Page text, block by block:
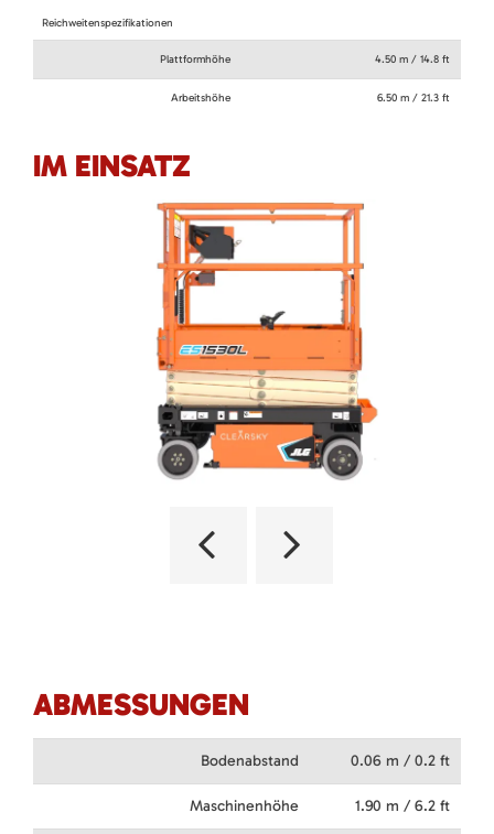
Reichweitenspezifikationen
Plattformhöhe 4.50 m / 14.8 ft
Arbeitshöhe 6.50 m / 21.3 ft
IM EINSATZ
ABMESSUNGEN
Bodenabstand 0.06 m / 0.2 ft
Maschinenhöhe 1.90 m / 6.2 ft